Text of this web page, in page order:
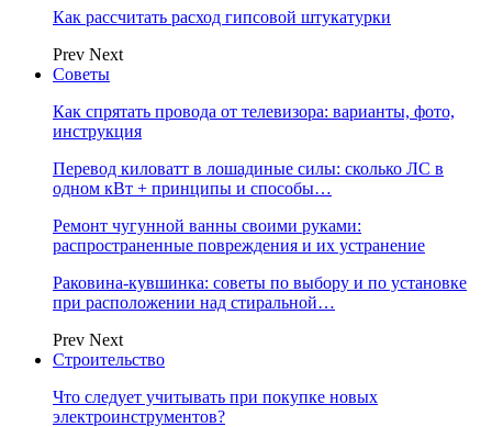
Как рассчитать расход гипсовой штукатурки
Prev Next
Советы
Как спрятать провода от телевизора: варианты, фото,
инструкция
Перевод киловатт в лошадиные силы: сколько ЛС в
одном кВт + принципы и способы…
Ремонт чугунной ванны своими руками:
распространенные повреждения и их устранение
Раковина-кувшинка: советы по выбору и по установке
при расположении над стиральной…
Prev Next
Строительство
Что следует учитывать при покупке новых
электроинструментов?